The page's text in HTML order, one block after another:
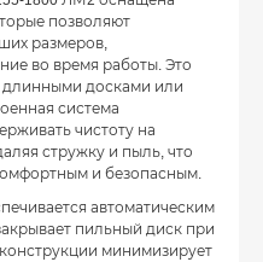
позволяют
размеров,
во время работы. Это
досками или
система
чистоту на
стружку и пыль, что
и безопасным.
автоматическим
пильный диск при
минимизирует